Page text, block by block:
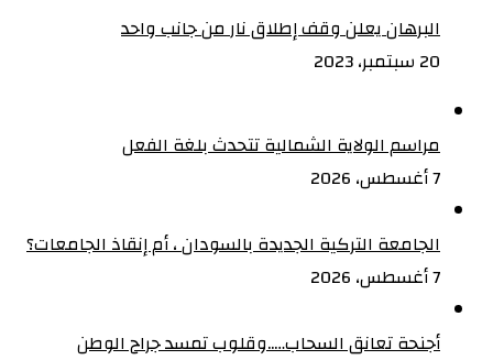
البرهان يعلن وقف إطلاق نار من جانب واحد
20 سبتمبر، 2023
مراسم الولاية الشمالية تتحدث بلغة الفعل
7 أغسطس، 2026
الجامعة التركية الجديدة بالسودان ، أم إنقاذ الجامعات؟
7 أغسطس، 2026
أجنحة تعانق السحاب…..وقلوب تمسد جراح الوطن